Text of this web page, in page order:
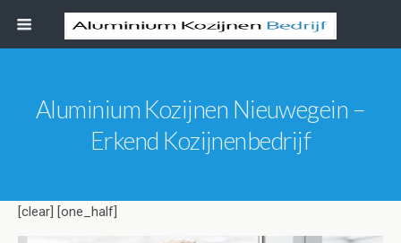
Aluminium Kozijnen Nieuwegein –
Erkend Kozijnenbedrijf
[clear] [one_half]